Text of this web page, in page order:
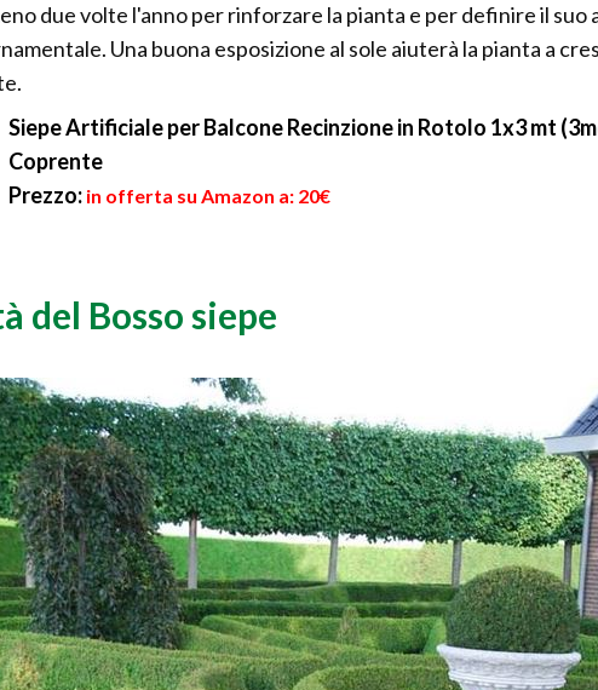
due volte l'anno per rinforzare la pianta e per definire il suo
Una buona esposizione al sole aiuterà la pianta a
Siepe Artificiale per Balcone Recinzione in Rotolo 1x3 mt
Coprente
Prezzo: in offerta su Amazon a: 20€
del Bosso siepe